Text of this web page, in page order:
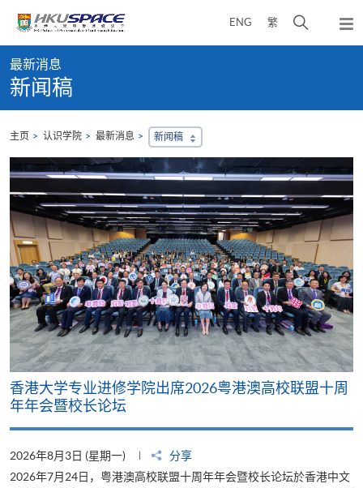
content
ENG 繁
开
弹
出
content
start
最新消息
新闻稿
主页 认识学院 最新消息 新闻稿
香港大学专业进修学院出席2026粤港澳高校联盟十周
年年会暨校长论坛
2026年8月3日 (星期一)
分享
2026年7月24日，粤港澳高校联盟十周年年会暨校长论坛於香港中文